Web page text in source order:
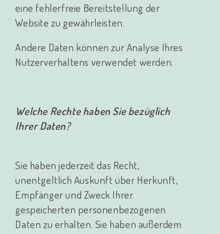
eine fehlerfreie Bereitstellung der
Website zu gewährleisten.
Andere Daten können zur Analyse Ihres
Nutzerverhaltens verwendet werden.
Welche Rechte haben Sie bezüglich
Ihrer Daten?
Sie haben jederzeit das Recht,
unentgeltlich Auskunft über Herkunft,
Empfänger und Zweck Ihrer
gespeicherten personenbezogenen
Daten zu erhalten. Sie haben außerdem